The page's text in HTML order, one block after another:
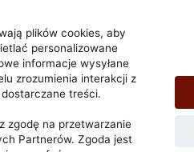
plików cookies, aby
personalizowane
informacje wysyłane
zrozumienia interakcji z
treści.
zgodę na przetwarzanie
Partnerów. Zgoda jest